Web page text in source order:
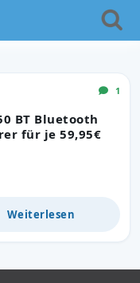
BT Bluetooth
für je 59,95€
1
Weiterlesen